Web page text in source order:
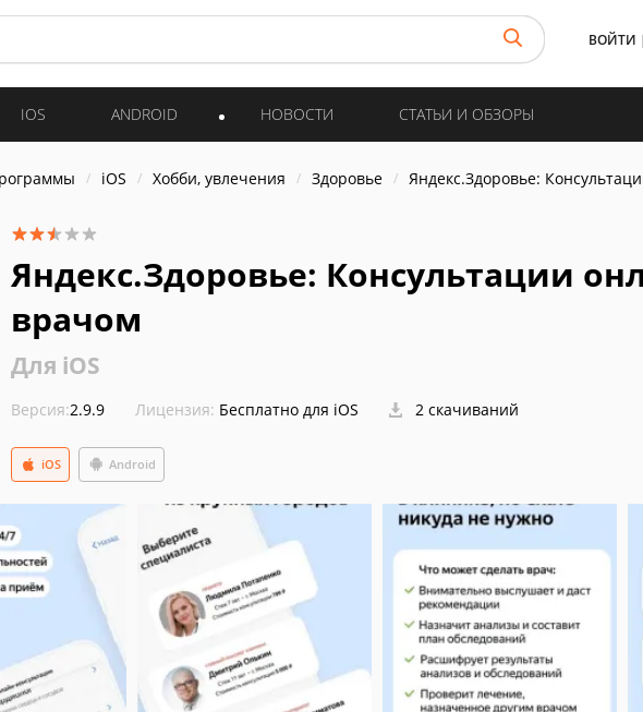
ВОЙТИ |
IOS ANDROID НОВОСТИ СТАТЬИ И ОБЗОРЫ
iOS Хобби, увлечения Здоровье Яндекс.Здоровье:
Яндекс.Здоровье: Консультации
врачом
Для iOS
Версия:2.9.9 Лицензия: Бесплатно для iOS 2 скачиваний
Android
iOS